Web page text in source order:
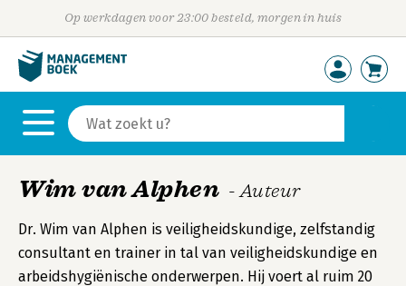
Op werkdagen voor 23:00 besteld, morgen in huis
Wim van Alphen - Auteur
Dr. Wim van Alphen is veiligheidskundige, zelfstandig
consultant en trainer in tal van veiligheidskundige en
arbeidshygiënische onderwerpen. Hij voert al ruim 20